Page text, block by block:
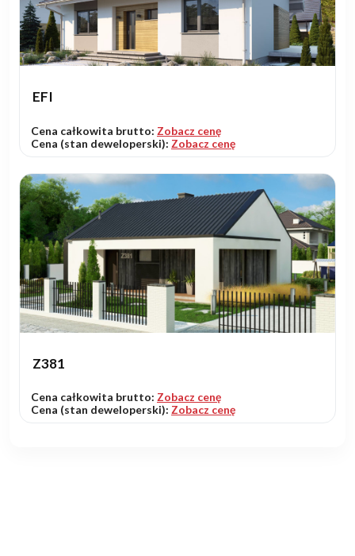
EFI
Cena całkowita brutto: Zobacz cenę
Cena (stan deweloperski): Zobacz cenę
Z381
Cena całkowita brutto: Zobacz cenę
Cena (stan deweloperski): Zobacz cenę